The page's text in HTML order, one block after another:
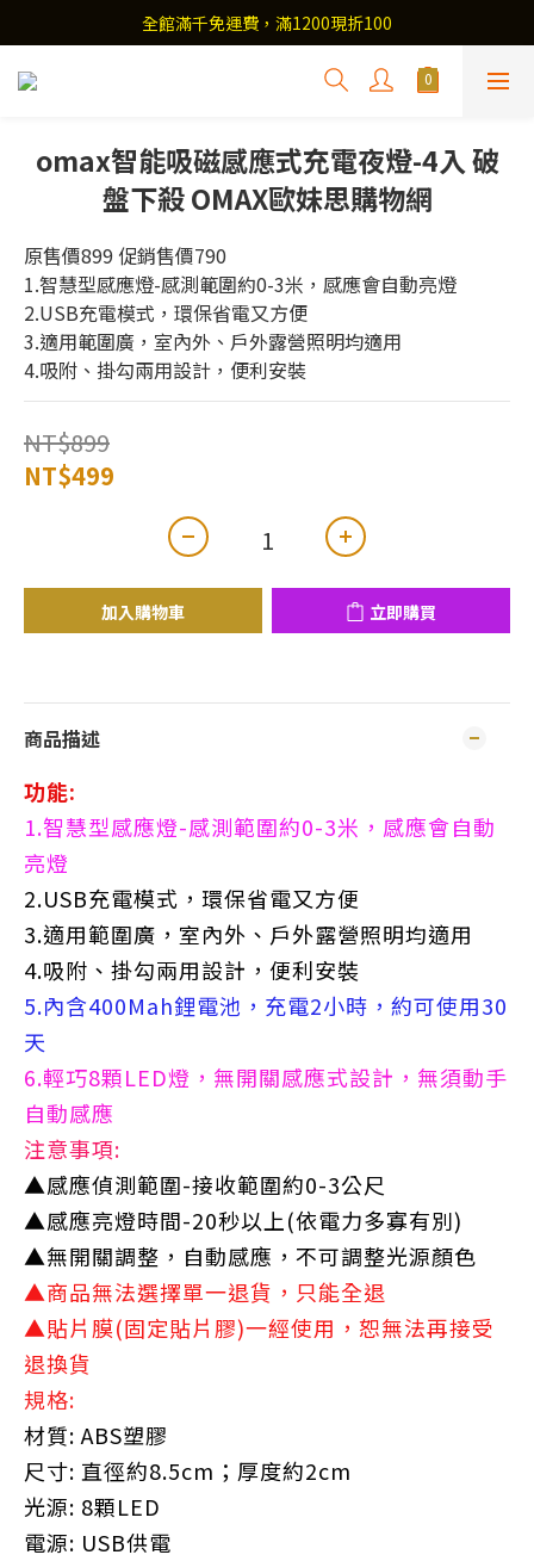
全館滿千免運費，滿1200現折100
omax智能吸磁感應式充電夜燈-4入 破
盤下殺 OMAX歐妹思購物網
原售價899 促銷售價790
1.智慧型感應燈-感測範圍約0-3米，感應會自動亮燈
2.USB充電模式，環保省電又方便
3.適用範圍廣，室內外、戶外露營照明均適用
4.吸附、掛勾兩用設計，便利安裝
NT$899
NT$499
加入購物車 立即購買
商品描述
功能:
1.智慧型感應燈-感測範圍約0-3米，感應會自動
亮燈
2.USB充電模式，環保省電又方便
3.適用範圍廣，室內外、戶外露營照明均適用
4.吸附、掛勾兩用設計，便利安裝
5.內含400Mah鋰電池，充電2小時，約可使用30
天
6.輕巧8顆LED燈，無開關感應式設計，無須動手
自動感應
注意事項:
▲感應偵測範圍-接收範圍約0-3公尺
▲感應亮燈時間-20秒以上(依電力多寡有別)
▲無開關調整，自動感應，不可調整光源顏色
▲商品無法選擇單一退貨，只能全退
▲貼片膜(固定貼片膠)一經使用，恕無法再接受
退換貨
規格:
材質: ABS塑膠
尺寸: 直徑約8.5cm；厚度約2cm
光源: 8顆LED
電源: USB供電